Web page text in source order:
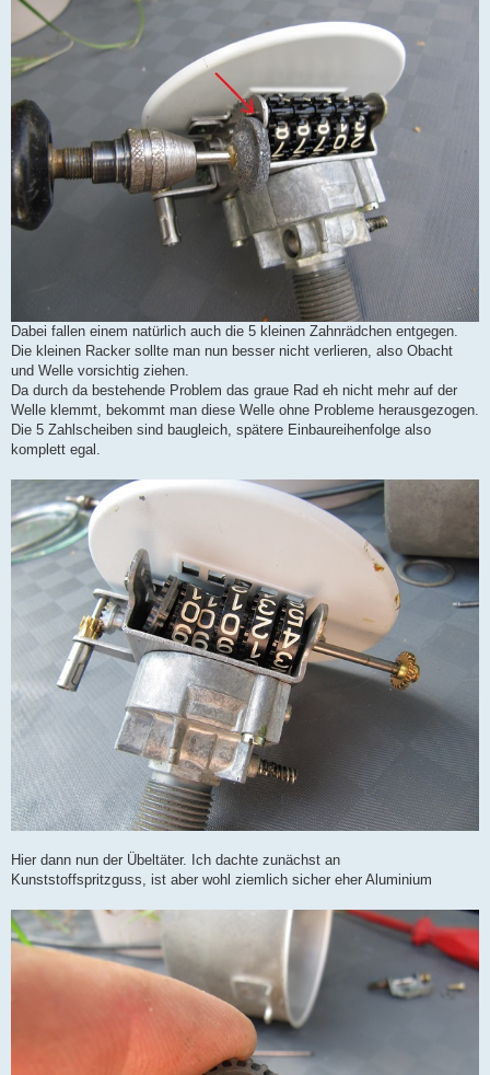
Dabei fallen einem natürlich auch die 5 kleinen Zahnrädchen entgegen.
Die kleinen Racker sollte man nun besser nicht verlieren, also Obacht
und Welle vorsichtig ziehen.
Da durch da bestehende Problem das graue Rad eh nicht mehr auf der
Welle klemmt, bekommt man diese Welle ohne Probleme herausgezogen.
Die 5 Zahlscheiben sind baugleich, spätere Einbaureihenfolge also
komplett egal.
Hier dann nun der Übeltäter. Ich dachte zunächst an
Kunststoffspritzguss, ist aber wohl ziemlich sicher eher Aluminium